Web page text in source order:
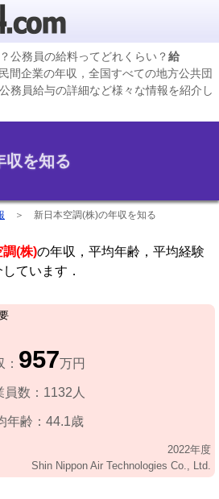
況
公務員の給料ってどれくらい？給
間企業の年収，全国すべての地方公共団
務員給与の詳細など様々な情報を紹介し
収を知る
＞ 新日本空調(株)の年収を知る
調(株)の年収，平均年齢，平均経験
ています．
957万円
員数：1132人
年齢：44.1歳
2022年度
Shin Nippon Air Technologies Co., Ltd.